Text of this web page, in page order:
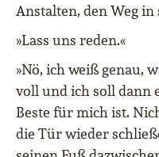
Anstalten, den Weg
»Lass uns reden.«
»Nö, ich weiß genau,
voll und ich soll dann
Beste für mich ist.
die Tür wieder